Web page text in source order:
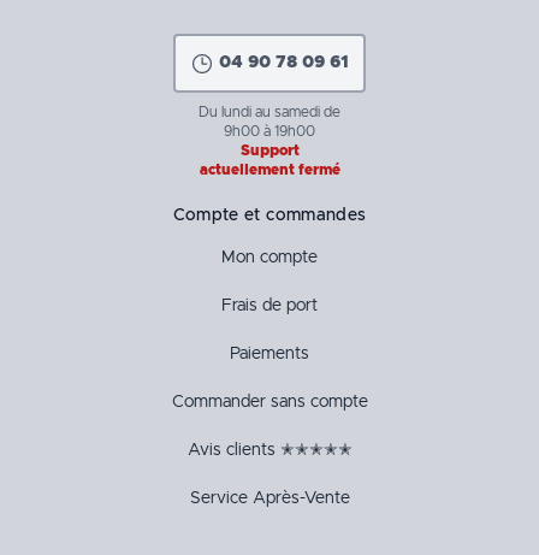
04 90 78 09 61
Du lundi au samedi de
9h00 à 19h00
Support
actuellement fermé
Compte et commandes
Mon compte
Frais de port
Paiements
Commander sans compte
Avis clients ✭✭✭✭✭
Service Après-Vente